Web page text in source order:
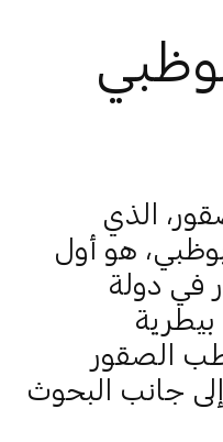
الذي
هو أول
في دولة
بيطرية
الصقور
جانب البحوث